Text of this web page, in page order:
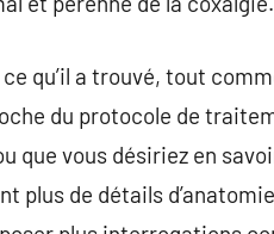
qu’il a trouvé, tout
du protocole de
que vous désiriez en
plus de détails